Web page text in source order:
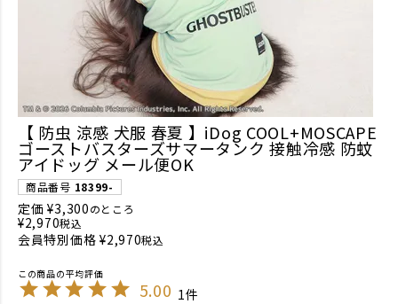
【 防虫 涼感 犬服 春夏 】iDog COOL+MOSCAPE
ゴーストバスターズサマータンク 接触冷感 防蚊
アイドッグ メール便OK
商品番号 18399-
定価 ¥3,300のところ
¥2,970税込
会員特別価格 ¥2,970税込
5.00 1